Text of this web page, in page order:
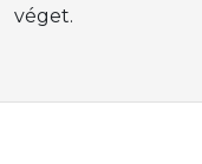
véget.